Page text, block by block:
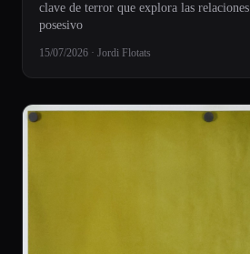
clave de terror que explora las
posesivo
15/07/2026 · Jordi Flotats